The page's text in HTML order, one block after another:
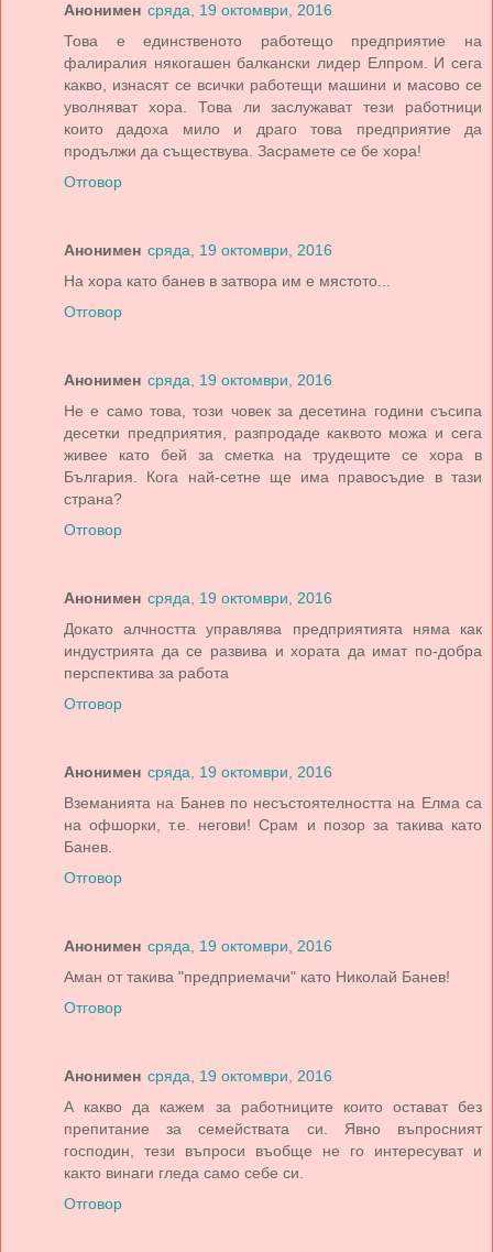
Анонимен сряда, 19 октомври, 2016
Това е единственото работещо предприятие на
фалиралия някогашен балкански лидер Елпром. И сега
какво, изнасят се всички работещи машини и масово се
уволняват хора. Това ли заслужават тези работници
които дадоха мило и драго това предприятие да
продължи да съществува. Засрамете се бе хора!
Отговор
Анонимен сряда, 19 октомври, 2016
На хора като банев в затвора им е мястото...
Отговор
Анонимен сряда, 19 октомври, 2016
Не е само това, този човек за десетина години съсипа
десетки предприятия, разпродаде каквото можа и сега
живее като бей за сметка на трудещите се хора в
България. Кога най-сетне ще има правосъдие в тази
страна?
Отговор
Анонимен сряда, 19 октомври, 2016
Докато алчността управлява предприятията няма как
индустрията да се развива и хората да имат по-добра
перспектива за работа
Отговор
Анонимен сряда, 19 октомври, 2016
Вземанията на Банев по несъстоятелността на Елма са
на офшорки, т.е. негови! Срам и позор за такива като
Банев.
Отговор
Анонимен сряда, 19 октомври, 2016
Аман от такива "предприемачи" като Николай Банев!
Отговор
Анонимен сряда, 19 октомври, 2016
А какво да кажем за работниците които остават без
препитание за семействата си. Явно въпросният
господин, тези въпроси въобще не го интересуват и
както винаги гледа само себе си.
Отговор